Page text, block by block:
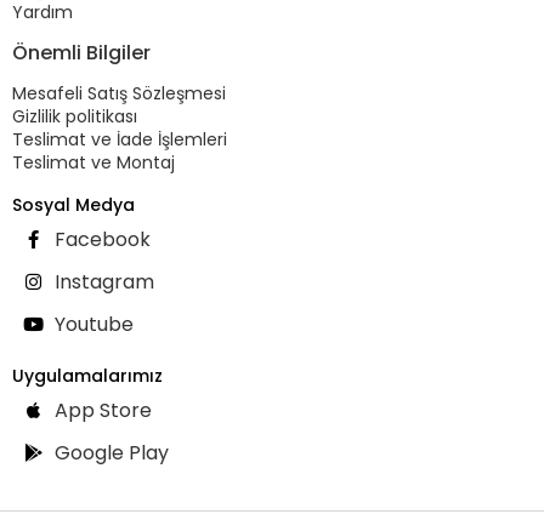
Yardım
Önemli Bilgiler
Mesafeli Satış Sözleşmesi
Gizlilik politikası
Teslimat ve İade İşlemleri
Teslimat ve Montaj
Sosyal Medya
Facebook
Instagram
Youtube
Uygulamalarımız
App Store
Google Play